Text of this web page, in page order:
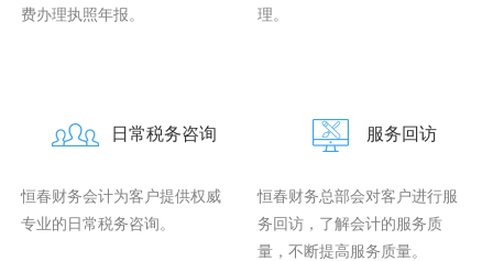
费办理执照年报。
理。
日常税务咨询
恒春财务会计为客户提供权威
专业的日常税务咨询。
服务回访
恒春财务总部会对客户进行服
务回访，了解会计的服务质
量，不断提高服务质量。